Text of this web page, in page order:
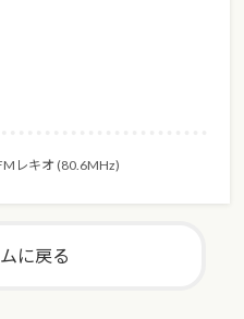
レキオ (80.6MHz)
に戻る